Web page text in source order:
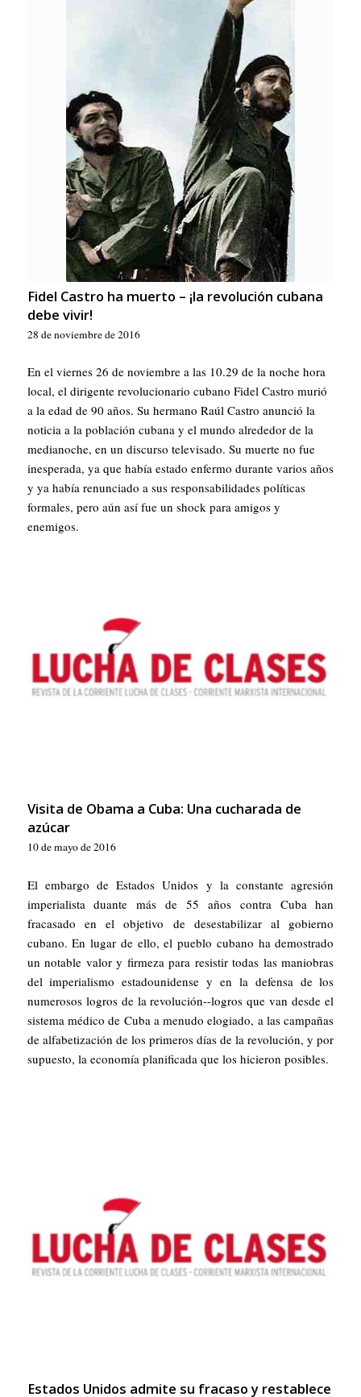
Fidel Castro ha muerto – ¡la revolución cubana
debe vivir!
28 de noviembre de 2016
En el viernes 26 de noviembre a las 10.29 de la noche hora
local, el dirigente revolucionario cubano Fidel Castro murió
a la edad de 90 años. Su hermano Raúl Castro anunció la
noticia a la población cubana y el mundo alrededor de la
medianoche, en un discurso televisado. Su muerte no fue
inesperada, ya que había estado enfermo durante varios años
y ya había renunciado a sus responsabilidades políticas
formales, pero aún así fue un shock para amigos y
enemigos.
Visita de Obama a Cuba: Una cucharada de
azúcar
10 de mayo de 2016
El embargo de Estados Unidos y la constante agresión
imperialista duante más de 55 años contra Cuba han
fracasado en el objetivo de desestabilizar al gobierno
cubano. En lugar de ello, el pueblo cubano ha demostrado
un notable valor y firmeza para resistir todas las maniobras
del imperialismo estadounidense y en la defensa de los
numerosos logros de la revolución--logros que van desde el
sistema médico de Cuba a menudo elogiado, a las campañas
de alfabetización de los primeros días de la revolución, y por
supuesto, la economía planificada que los hicieron posibles.
Estados Unidos admite su fracaso y restablece